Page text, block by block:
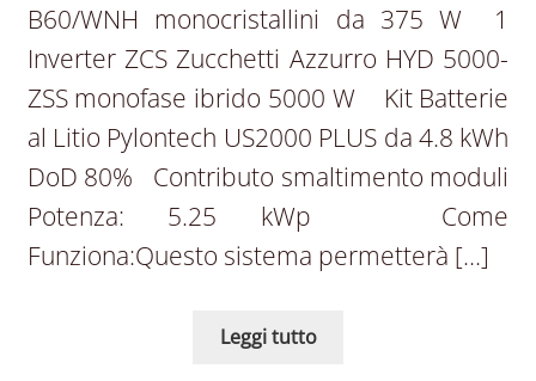
B60/WNH monocristallini da 375 W 1
Inverter ZCS Zucchetti Azzurro HYD 5000-
ZSS monofase ibrido 5000 W Kit Batterie
al Litio Pylontech US2000 PLUS da 4.8 kWh
DoD 80% Contributo smaltimento moduli
Potenza: 5.25 kWp Come
Funziona:Questo sistema permetterà […]
Leggi tutto